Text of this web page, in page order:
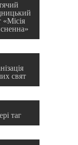
«Місія
свят
таг